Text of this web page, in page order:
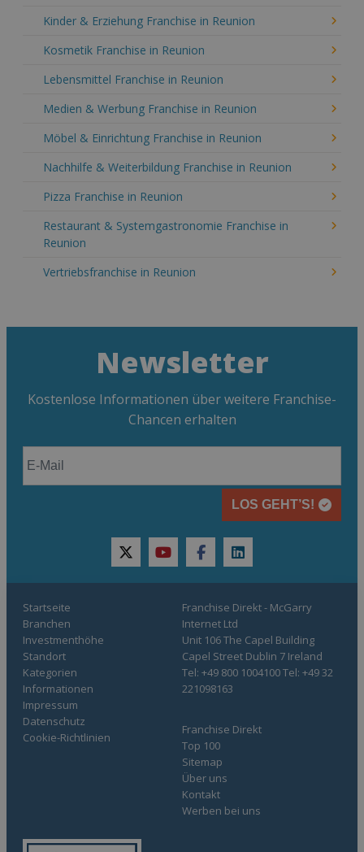
Kinder & Erziehung Franchise in Reunion
Kosmetik Franchise in Reunion
Lebensmittel Franchise in Reunion
Medien & Werbung Franchise in Reunion
Möbel & Einrichtung Franchise in Reunion
Nachhilfe & Weiterbildung Franchise in Reunion
Pizza Franchise in Reunion
Restaurant & Systemgastronomie Franchise in
Reunion
Vertriebsfranchise in Reunion
Newsletter
Kostenlose Informationen über weitere Franchise-
Chancen erhalten
LOS GEHT’S!
twitteryoutubefacebooklinkedin
Startseite
Branchen
Investmenthöhe
Standort
Kategorien
Informationen
Franchise Direkt
Top 100
Sitemap
Über uns
Kontakt
Werben bei uns
Impressum
Datenschutz
Cookie-Richtlinien
Franchise Direkt - McGarry
Internet Ltd
Unit 106 The Capel Building
Capel Street Dublin 7 Ireland
Tel: +49 800 1004100 Tel: +49 32
221098163